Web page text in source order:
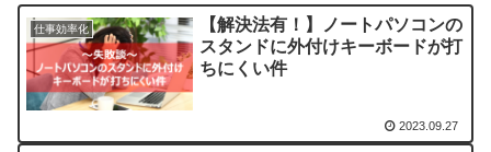
仕事効率化
【解決法有！】ノートパソコンの
スタンドに外付けキーボードが打
ちにくい件
2023.09.27